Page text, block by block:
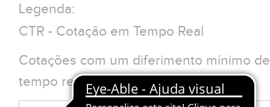
Legenda:
CTR - Cotação em Tempo Real
Cotações com um diferimento mínimo
tempo real clique em CTR